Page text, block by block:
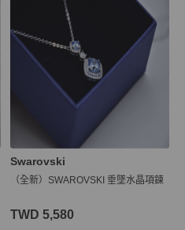
Swarovski
（全新）SWAROVSKI 垂墜水晶項鍊
TWD 5,580